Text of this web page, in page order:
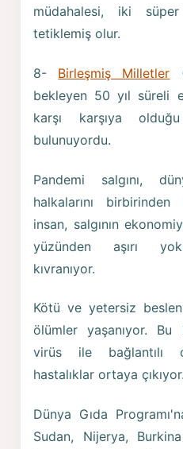
müdahalesi, iki süper
tetiklemiş olur.
8- Birleşmiş Milletler
bekleyen 50 yıl süreli
karşı karşıya
bulunuyordu.
Pandemi salgını,
halkalarını
insan, salgının
yüzünden aşırı
kıvranıyor.
Kötü ve yetersiz
ölümler yaşanıyor.
virüs ile bağlantılı
hastalıklar ortaya çıkıyor.
Dünya Gıda
Sudan, Nijerya,